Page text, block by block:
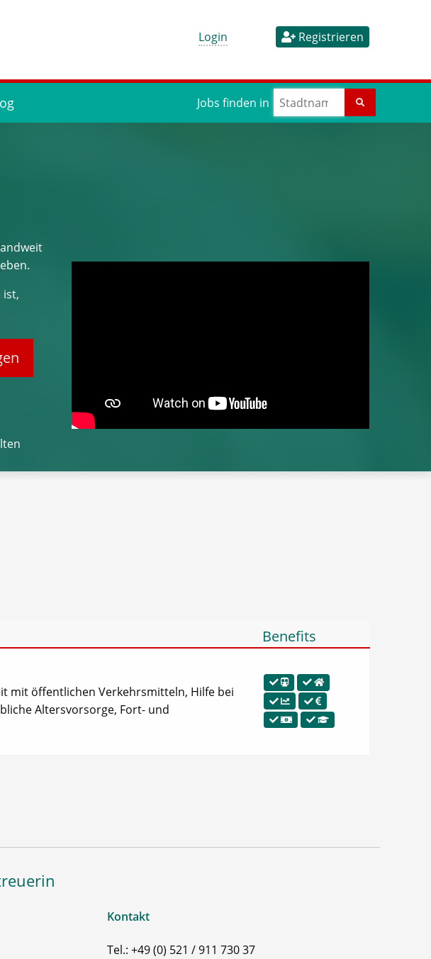
Login Registrieren
Jobs finden in
ist,
Benefits
mit öffentlichen Verkehrsmitteln, Hilfe bei
Altersvorsorge, Fort- und
Kontakt
Tel.: +49 (0) 521 / 911 730 37